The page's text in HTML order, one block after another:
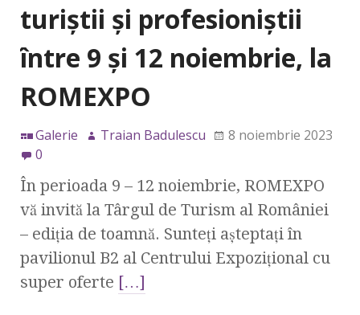
turiștii și profesioniștii
între 9 și 12 noiembrie, la
ROMEXPO
Galerie Traian Badulescu
8 noiembrie 2023
0
În perioada 9 – 12 noiembrie, ROMEXPO
vă invită la Târgul de Turism al României
– ediția de toamnă. Sunteți așteptați în
pavilionul B2 al Centrului Expozițional cu
super oferte […]